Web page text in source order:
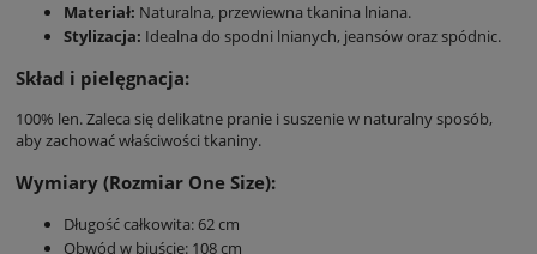
Materiał: Naturalna, przewiewna tkanina lniana.
Stylizacja: Idealna do spodni lnianych, jeansów oraz spódnic.
Skład i pielęgnacja:
100% len. Zaleca się delikatne pranie i suszenie w naturalny sposób,
aby zachować właściwości tkaniny.
Wymiary (Rozmiar One Size):
Długość całkowita: 62 cm
Obwód w biuście: 108 cm